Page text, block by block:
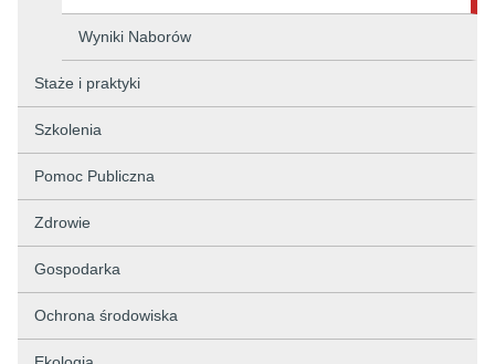
Wyniki Naborów
Staże i praktyki
Szkolenia
Pomoc Publiczna
Zdrowie
Gospodarka
Ochrona środowiska